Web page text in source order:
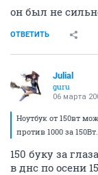
он был не
ОТВЕТИТЬ
Julial
guru
06 марта
Ноутбук от 150вт
против 1000 за 150Вт.
150 буку за глаза
в днс по осени